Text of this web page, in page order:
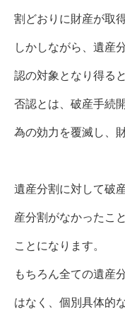
割どおりに財産が取
しかしながら、遺産
認の対象となり得る
否認とは、破産手続
為の効力を覆滅し、
遺産分割に対して破
産分割がなかったこ
ことになります。
もちろん全ての遺産
はなく、個別具体的